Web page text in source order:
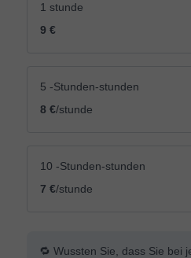
1 stunde
9 €
5 -Stunden-stunden
8 €/stunde
10 -Stunden-stunden
7 €/stunde
🔁 Wussten Sie, dass Sie bei